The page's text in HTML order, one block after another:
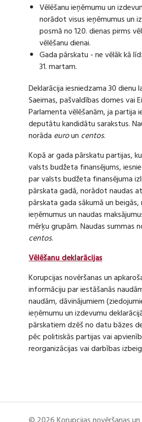
Vēlēšanu ieņēmumu un
norādot visus ieņēmumus un
posmā no 120. dienas pirms
vēlēšanu dienai.
Gada pārskatu - ne vēlāk kā
31. martam.
Deklarācija iesniedzama 30 dienu
Saeimas, pašvaldības domes vai
Parlamenta vēlēšanām, ja partija
deputātu kandidātu sarakstus.
norāda euroun centos.
Kopā ar gada pārskatu partijas,
valsts budžeta finansējums,
par valsts budžeta finansējuma
pārskata gadā, norādot naudas
pārskata gada sākumā un beigās,
ieņēmumus un naudas
mērķu grupām. Naudas summas
centos.
Vēlēšanu deklarācijas
Korupcijas novēršanas un
informāciju par iestāšanās
naudām, dāvinājumiem
ieņēmumu un izdevumu
pārskatiem dzēš no datu bāzes
pēc politiskās partijas vai
reorganizācijas vai darbības